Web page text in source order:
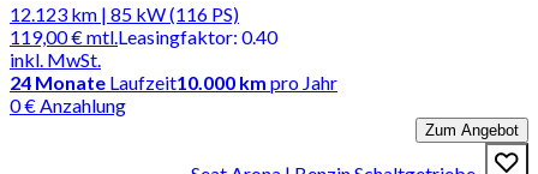
12.123 km | 85 kW (116 PS)
119,00 €mtl.
inkl. MwSt.
Leasingfaktor: 0.40
24 Monate Laufzeit10.000 km pro Jahr
0 € Anzahlung
Zum Angebot